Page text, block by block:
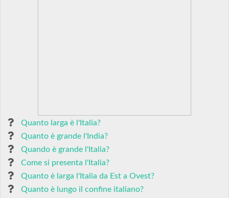
Quanto larga è l'Italia?
Quanto è grande l'India?
Quando è grande l'Italia?
Come si presenta l'Italia?
Quanto è larga l'Italia da Est a Ovest?
Quanto è lungo il confine italiano?